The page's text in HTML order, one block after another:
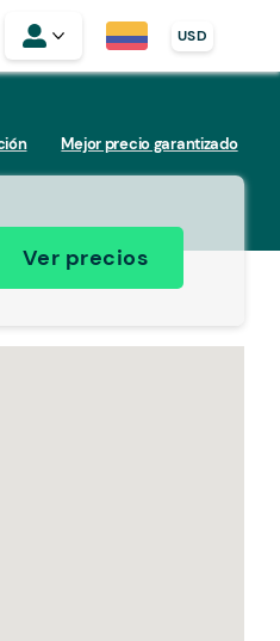
USD
Mejor precio garantizado
Ver precios